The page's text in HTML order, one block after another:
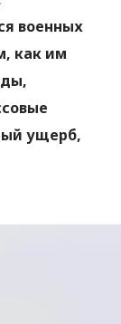
военных
как им
ущерб,